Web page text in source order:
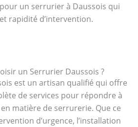
un serrurier à Daussois qui
rapidité d’intervention.
un Serrurier Daussois ?
est un artisan qualifié qui offre
de services pour répondre à
matière de serrurerie. Que ce
d’urgence, l’installation